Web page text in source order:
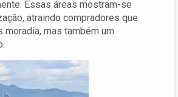
Essas áreas mostram-se
atraindo compradores que
moradia, mas também um